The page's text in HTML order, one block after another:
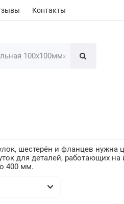
Контакты
шестерён и фланцев нужна
для деталей, работающих
400 мм.